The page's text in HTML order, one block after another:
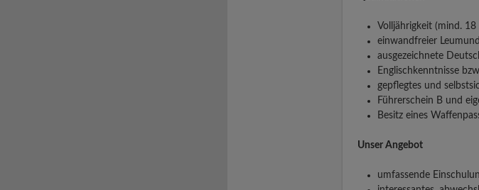
Volljährigkeit (mind. 18
einwandfreier
ausgezeichnete
Englischkenntnisse
gepflegtes und
Führerschein B und
Besitz eines
Unser Angebot
umfassende